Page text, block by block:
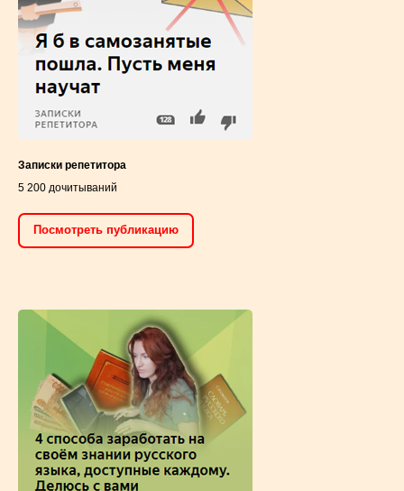
Записки репетитора
5 200 дочитываний
Посмотреть публикацию